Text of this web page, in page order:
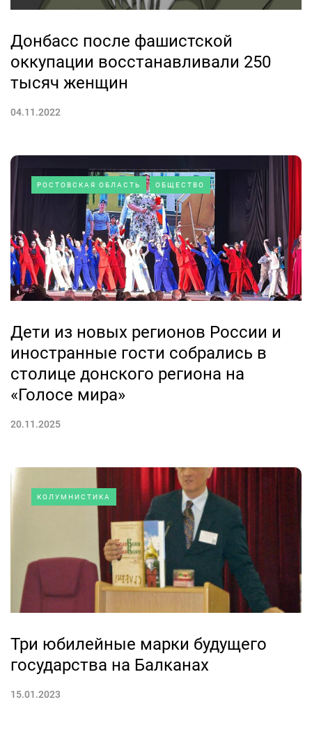
Донбасс после фашистской
оккупации восстанавливали 250
тысяч женщин
04.11.2022
РОСТОВСКАЯ ОБЛАСТЬ ОБЩЕСТВО
Дети из новых регионов России и
иностранные гости собрались в
столице донского региона на
«Голосе мира»
20.11.2025
КОЛУМНИСТИКА
Три юбилейные марки будущего
государства на Балканах
15.01.2023